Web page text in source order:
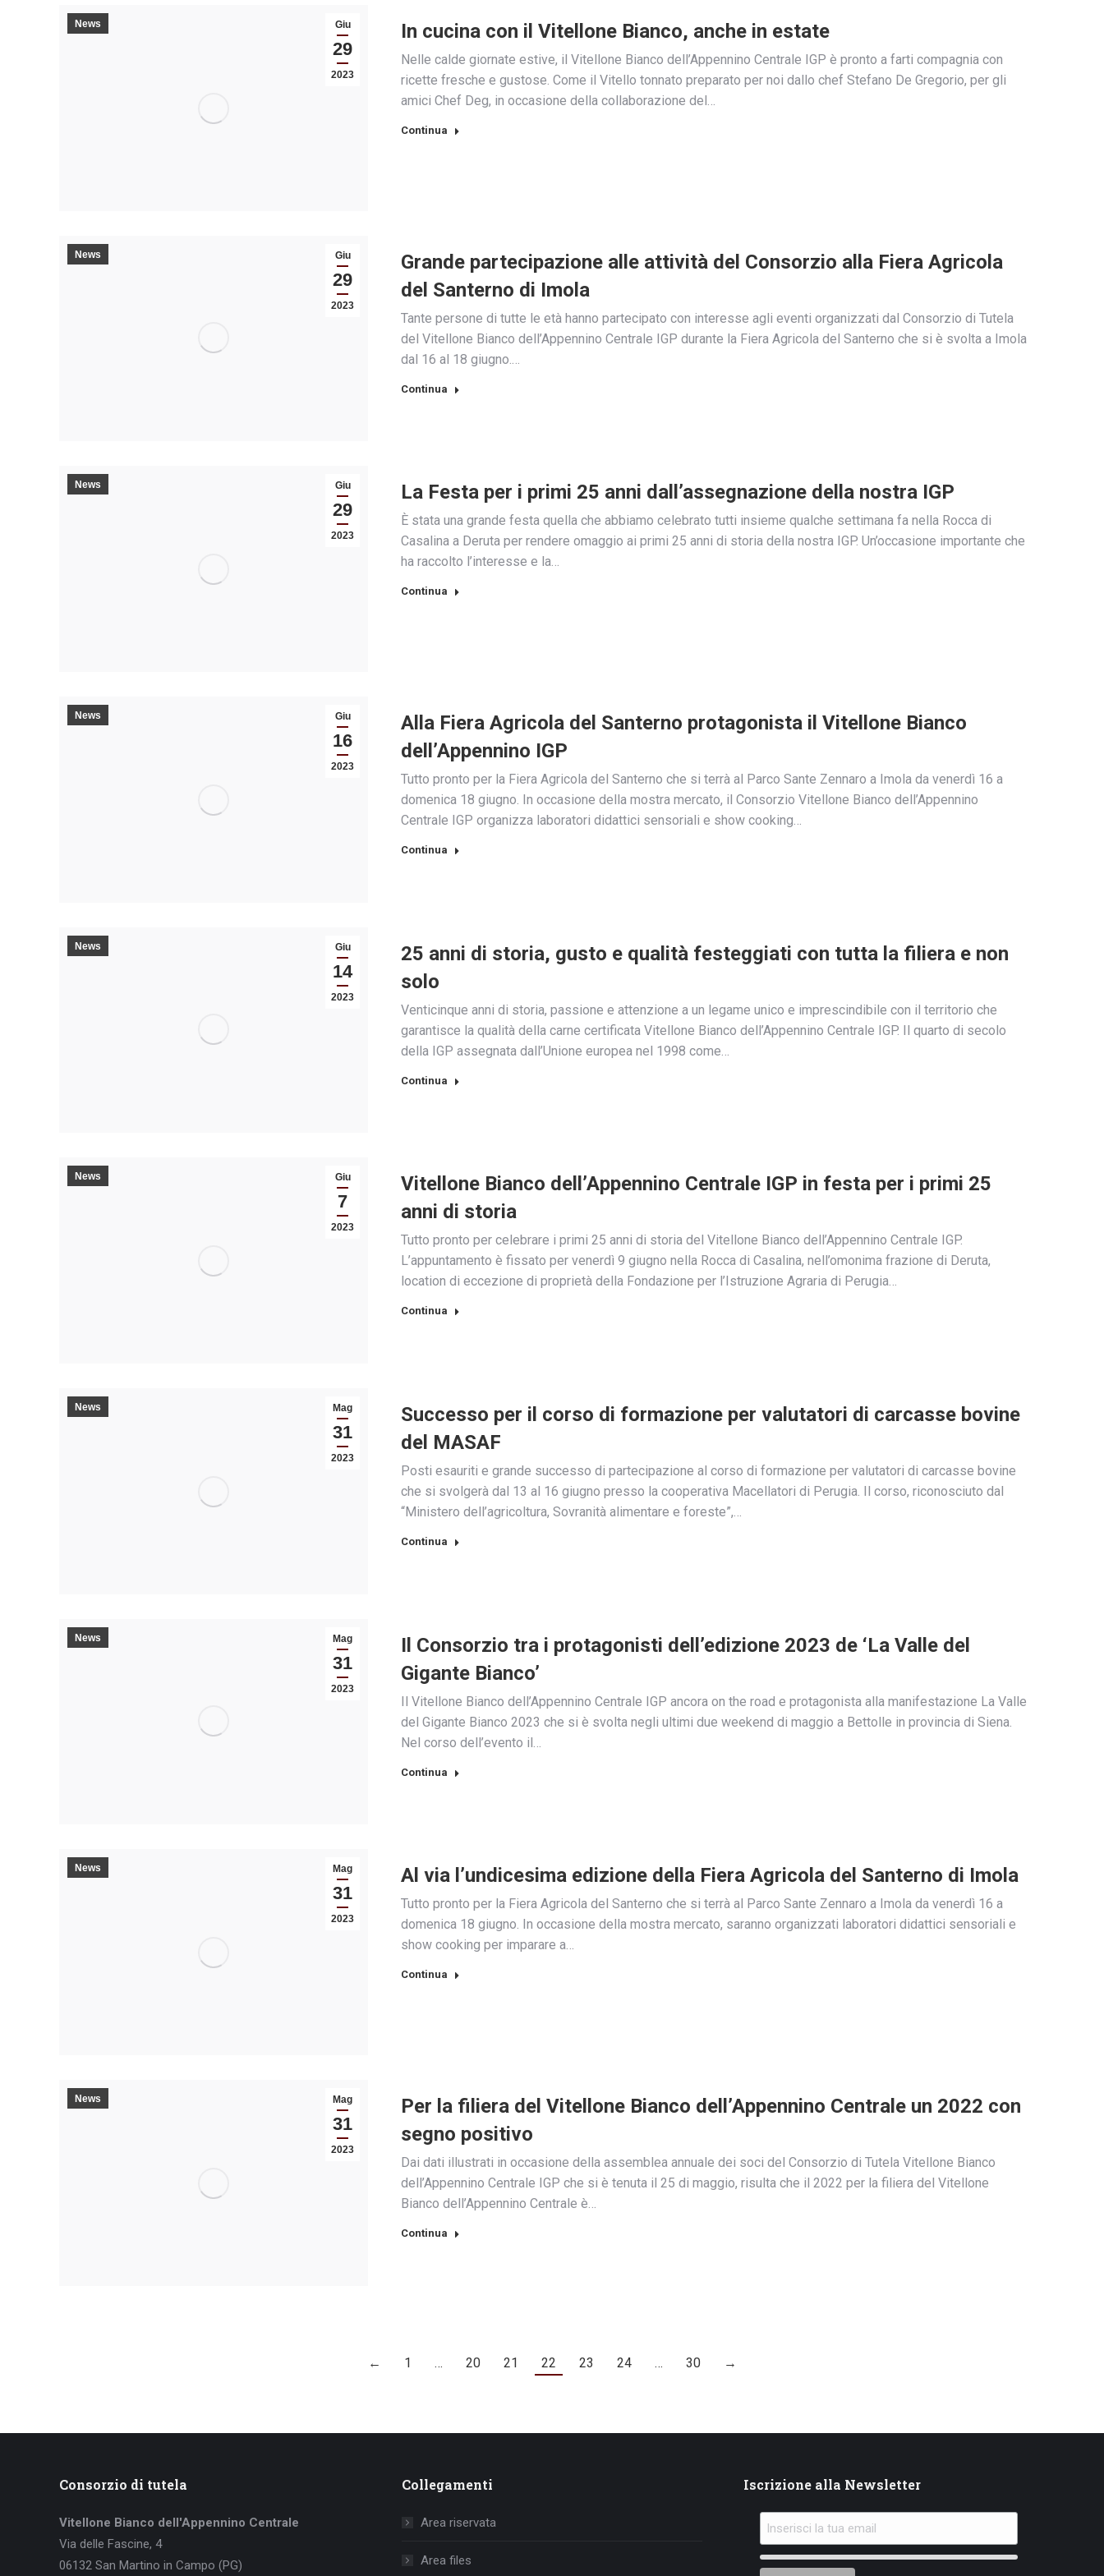
Giu
29
2023
News In cucina con il Vitellone Bianco, anche in estate
Nelle calde giornate estive, il Vitellone Bianco dell’Appennino Centrale IGP è pronto a farti compagnia con
ricette fresche e gustose. Come il Vitello tonnato preparato per noi dallo chef Stefano De Gregorio, per gli
amici Chef Deg, in occasione della collaborazione del…
Continua
Giu
29
2023
News
Grande partecipazione alle attività del Consorzio alla Fiera Agricola
del Santerno di Imola
Tante persone di tutte le età hanno partecipato con interesse agli eventi organizzati dal Consorzio di Tutela
del Vitellone Bianco dell’Appennino Centrale IGP durante la Fiera Agricola del Santerno che si è svolta a Imola
dal 16 al 18 giugno.…
Continua
Giu
29
2023
News La Festa per i primi 25 anni dall’assegnazione della nostra IGP
È stata una grande festa quella che abbiamo celebrato tutti insieme qualche settimana fa nella Rocca di
Casalina a Deruta per rendere omaggio ai primi 25 anni di storia della nostra IGP. Un’occasione importante che
ha raccolto l’interesse e la…
Continua
Giu
16
2023
News
Alla Fiera Agricola del Santerno protagonista il Vitellone Bianco
dell’Appennino IGP
Tutto pronto per la Fiera Agricola del Santerno che si terrà al Parco Sante Zennaro a Imola da venerdì 16 a
domenica 18 giugno. In occasione della mostra mercato, il Consorzio Vitellone Bianco dell’Appennino
Centrale IGP organizza laboratori didattici sensoriali e show cooking…
Continua
Giu
14
2023
News
25 anni di storia, gusto e qualità festeggiati con tutta la filiera e non
solo
Venticinque anni di storia, passione e attenzione a un legame unico e imprescindibile con il territorio che
garantisce la qualità della carne certificata Vitellone Bianco dell’Appennino Centrale IGP. Il quarto di secolo
della IGP assegnata dall’Unione europea nel 1998 come…
Continua
Giu
7
2023
News
Vitellone Bianco dell’Appennino Centrale IGP in festa per i primi 25
anni di storia
Tutto pronto per celebrare i primi 25 anni di storia del Vitellone Bianco dell’Appennino Centrale IGP.
L’appuntamento è fissato per venerdì 9 giugno nella Rocca di Casalina, nell’omonima frazione di Deruta,
location di eccezione di proprietà della Fondazione per l’Istruzione Agraria di Perugia…
Continua
Mag
31
2023
News
Successo per il corso di formazione per valutatori di carcasse bovine
del MASAF
Posti esauriti e grande successo di partecipazione al corso di formazione per valutatori di carcasse bovine
che si svolgerà dal 13 al 16 giugno presso la cooperativa Macellatori di Perugia. Il corso, riconosciuto dal
“Ministero dell’agricoltura, Sovranità alimentare e foreste”,…
Continua
Mag
31
2023
News
Il Consorzio tra i protagonisti dell’edizione 2023 de ‘La Valle del
Gigante Bianco’
Il Vitellone Bianco dell’Appennino Centrale IGP ancora on the road e protagonista alla manifestazione La Valle
del Gigante Bianco 2023 che si è svolta negli ultimi due weekend di maggio a Bettolle in provincia di Siena.
Nel corso dell’evento il…
Continua
Mag
31
2023
News Al via l’undicesima edizione della Fiera Agricola del Santerno di Imola
Tutto pronto per la Fiera Agricola del Santerno che si terrà al Parco Sante Zennaro a Imola da venerdì 16 a
domenica 18 giugno. In occasione della mostra mercato, saranno organizzati laboratori didattici sensoriali e
show cooking per imparare a…
Continua
Mag
31
2023
News
Per la filiera del Vitellone Bianco dell’Appennino Centrale un 2022 con
segno positivo
Dai dati illustrati in occasione della assemblea annuale dei soci del Consorzio di Tutela Vitellone Bianco
dell’Appennino Centrale IGP che si è tenuta il 25 di maggio, risulta che il 2022 per la filiera del Vitellone
Bianco dell’Appennino Centrale è…
Continua
← 1 … 20 21 22 23 24 … 30 →
Consorzio di tutela
Vitellone Bianco dell'Appennino Centrale
Via delle Fascine, 4
06132 San Martino in Campo (PG)
Collegamenti
Area riservata
Area files
Iscrizione alla Newsletter